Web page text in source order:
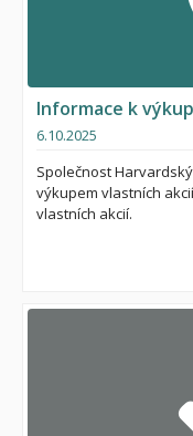
Informace k
6.10.2025
Společnost
výkupem vlastních
vlastních akcií.